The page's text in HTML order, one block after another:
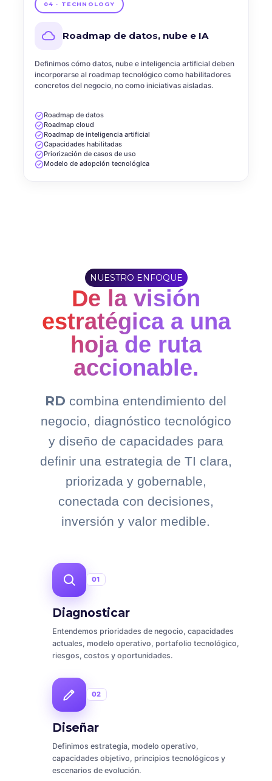
04 · TECHNOLOGY
Roadmap de datos, nube e IA
Definimos cómo datos, nube e inteligencia artificial deben
incorporarse al roadmap tecnológico como habilitadores
concretos del negocio, no como iniciativas aisladas.
Roadmap de datos
Roadmap cloud
Roadmap de inteligencia artificial
Capacidades habilitadas
Priorización de casos de uso
Modelo de adopción tecnológica
NUESTRO ENFOQUE
De la visión
estratégica a una
hoja de ruta
accionable.
RD combina entendimiento del
negocio, diagnóstico tecnológico
y diseño de capacidades para
definir una estrategia de TI clara,
priorizada y gobernable,
conectada con decisiones,
inversión y valor medible.
01
Diagnosticar
Entendemos prioridades de negocio, capacidades
actuales, modelo operativo, portafolio tecnológico,
riesgos, costos y oportunidades.
02
Diseñar
Definimos estrategia, modelo operativo,
capacidades objetivo, principios tecnológicos y
escenarios de evolución.